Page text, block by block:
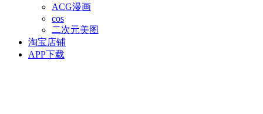
ACG漫画
cos
二次元美图
淘宝店铺
APP下载